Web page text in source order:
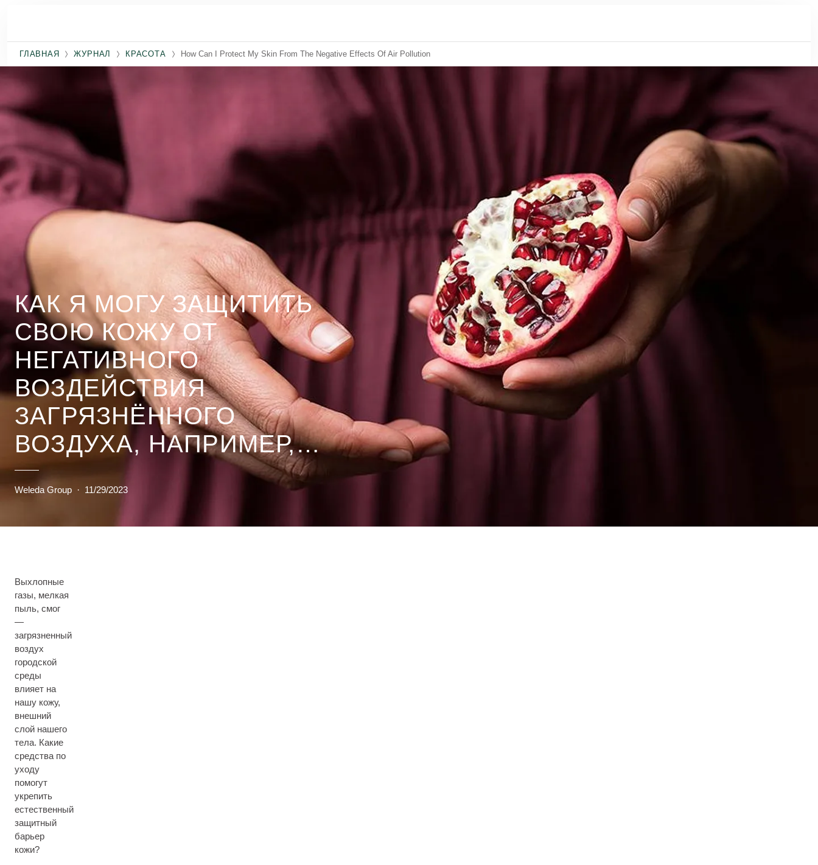
ГЛАВНАЯ ЖУРНАЛ КРАСОТА How Can I Protect My Skin From The Negative Effects Of Air Pollution
КАК Я МОГУ ЗАЩИТИТЬ
СВОЮ КОЖУ ОТ
НЕГАТИВНОГО
ВОЗДЕЙСТВИЯ
ЗАГРЯЗНЁННОГО
ВОЗДУХА, НАПРИМЕР,
СМОГА?
Weleda Group · 11/29/2023
Выхлопные
газы, мелкая
пыль, смог
—
загрязненный
воздух
городской
среды
влияет на
нашу кожу,
внешний
слой нашего
тела. Какие
средства по
уходу
помогут
укрепить
естественный
защитный
барьер
кожи?